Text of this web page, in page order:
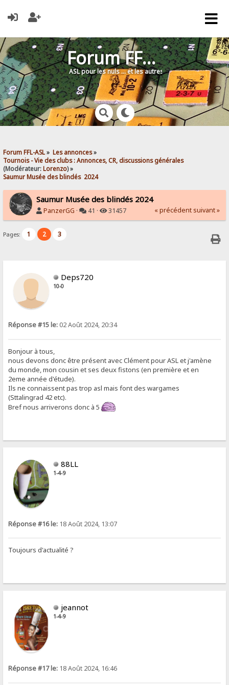
Forum FFL-ASL
ASL pour les nuls … et les autres !
Forum FFL-ASL» Les annonces»
Tournois - Vie des clubs : Annonces, CR, discussions générales
(Modérateur:Lorenzo) »
Saumur Musée des blindés  2024
Saumur Musée des blindés 2024
PanzerGG · 41 · 31457 « précédent suivant »
Pages: 1 2 3
Deps720
10-0
Réponse #15 le: 02 Août 2024, 20:34
Bonjour à tous,
nous devons donc être présent avec Clément pour ASL et j'amène
du monde, mon cousin et ses deux fistons (en première et en
2eme année d'étude).
Ils ne connaissent pas trop asl mais font des wargames
(Sttalingrad 42 etc).
Bref nous arriverons donc à 5
88LL
1-4-9
Réponse #16 le: 18 Août 2024, 13:07
Toujours d'actualité ?
jeannot
1-4-9
Réponse #17 le: 18 Août 2024, 16:46